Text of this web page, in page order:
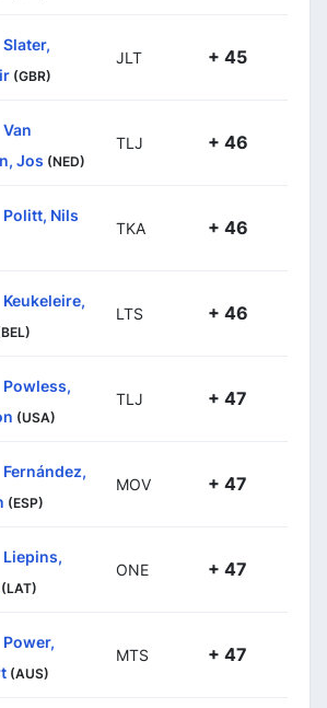
Slater,
(GBR)
JLT + 45
Van
Jos (NED)
TLJ + 46
Politt, Nils
TKA + 46
Keukeleire,
LTS + 46
Powless,
(USA)
TLJ + 47
Fernández,
(ESP)
MOV + 47
Liepins,
(LAT)
ONE + 47
Power,
(AUS)
MTS + 47